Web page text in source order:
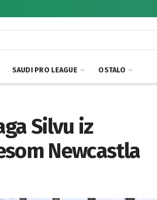
SAUDI PRO LEAGUE OSTALO
Silvu iz
Newcastla